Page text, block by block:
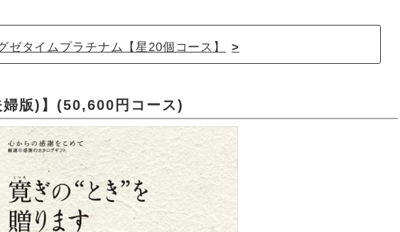
ゼタイムプラチナム【星20個コース】
版)】(50,600円コース)